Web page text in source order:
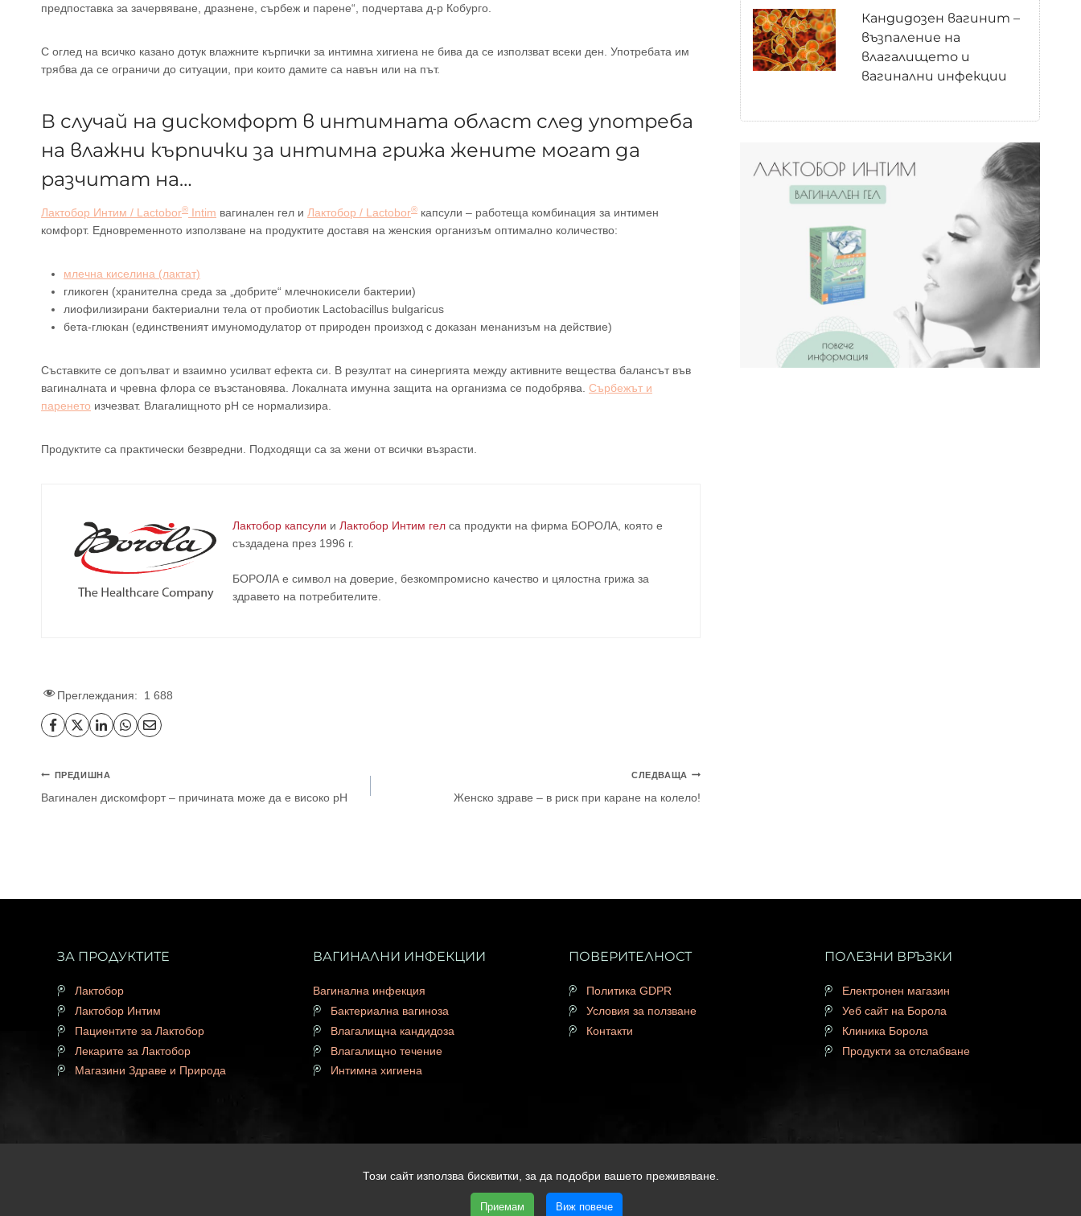
предпоставка за зачервяване, дразнене, сърбеж и парене“, подчертава д-р Кобурго.
С оглед на всичко казано дотук влажните кърпички за интимна хигиена не бива да се използват всеки ден. Употребата им
трябва да се ограничи до ситуации, при които дамите са навън или на път.
В случай на дискомфорт в интимната област след употреба
на влажни кърпички за интимна грижа жените могат да
разчитат на…
Лактобор Интим / Lactobor® Intim вагинален гел и Лактобор / Lactobor® капсули – работеща комбинация за интимен
комфорт. Едновременното използване на продуктите доставя на женския организъм оптимално количество:
млечна киселина (лактат)
гликоген (хранителна среда за „добрите“ млечнокисели бактерии)
лиофилизирани бактериални тела от пробиотик Lactobacillus bulgaricus
бета-глюкан (единственият имуномодулатор от природен произход с доказан менанизъм на действие)
Съставките се допълват и взаимно усилват ефекта си. В резултат на синергията между активните вещества балансът във
вагиналната и чревна флора се възстановява. Локалната имунна защита на организма се подобрява. Сърбежът и
паренето изчезват. Влагалищното pH се нормализира.
Продуктите са практически безвредни. Подходящи са за жени от всички възрасти.
Лактобор капсули и Лактобор Интим гелса продукти на фирма БОРОЛА, която е
създадена през 1996 г.
БОРОЛА е символ на доверие, безкомпромисно качество и цялостна грижа за
здравето на потребителите
Преглеждания: 1 688
Навигация
ПРЕДИШНА
Вагинален дискомфорт – причината може да е високо рН
СЛЕДВАЩА
Женско здраве – в риск при каране на колело!
Кандидозен вагинит –
възпаление на
влагалището и
вагинални инфекции
ЗА ПРОДУКТИТЕ
Лактобор
Лактобор Интим
Пациентите за Лактобор
Лекарите за Лактобор
Магазини Здраве и Природа
ВАГИНАЛНИ ИНФЕКЦИИ
Вагинална инфекция
Бактериална вагиноза
Влагалищна кандидоза
Влагалищно течение
Интимна хигиена
ПОВЕРИТЕЛНОСТ
Политика GDPR
Условия за ползване
Контакти
ПОЛЕЗНИ ВРЪЗКИ
Електронен магазин
Уеб сайт на Борола
Клиника Борола
Продукти за отслабване
Този сайт използва бисквитки, за да подобри вашето преживяване.
Приемам Виж повече